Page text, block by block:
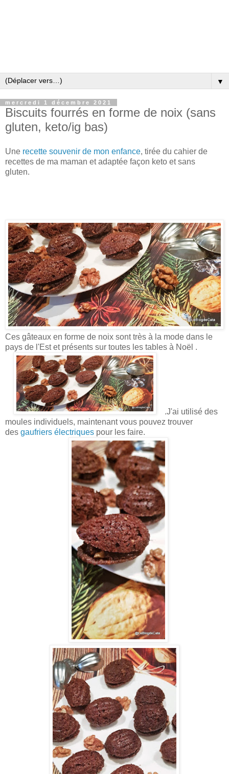
▼
mercredi 1 décembre 2021
Biscuits fourrés en forme de noix (sans
gluten, keto/ig bas)
Une recette souvenir de mon enfance, tirée du cahier de
recettes de ma maman et adaptée façon keto et sans
gluten.
Ces gâteaux en forme de noix sont très à la mode dans le
pays de l'Est et présents sur toutes les tables à Noël .
.J'ai utilisé des
moules individuels, maintenant vous pouvez trouver
des gaufriers électriques pour les faire.